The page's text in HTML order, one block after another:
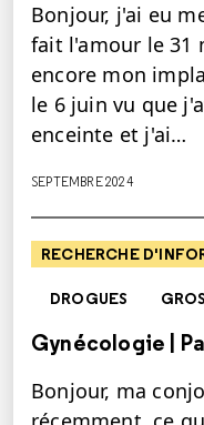
Bonjour, j'ai eu
fait l'amour le 31
encore mon
le 6 juin vu que
enceinte et j'ai…
SEPTEMBRE 2024
RECHERCHE
DROGUES
Gynécologie |
Bonjour, ma